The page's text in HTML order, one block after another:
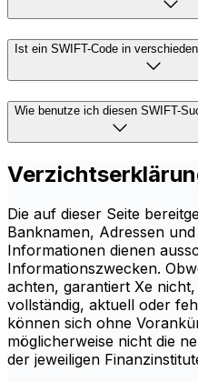
Ist ein SWIFT-Code in
Wie benutze ich diesen SWIFT-
Die auf dieser Seite
Banknamen, Adressen
Informationen dienen
Informationszwecken.
achten, garantiert Xe
vollständig, aktuell oder
können sich ohne
möglicherweise nicht die
der jeweiligen